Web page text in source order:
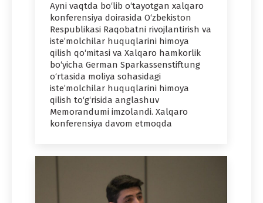
Ayni vaqtda bo‘lib o‘tayotgan xalqaro
konferensiya doirasida O‘zbekiston
Respublikasi Raqobatni rivojlantirish va
iste’molchilar huquqlarini himoya
qilish qo‘mitasi va Xalqaro hamkorlik
bo‘yicha German Sparkassenstiftung
o‘rtasida moliya sohasidagi
iste’molchilar huquqlarini himoya
qilish to‘g‘risida anglashuv
Memorandumi imzolandi. Xalqaro
konferensiya davom etmoqda